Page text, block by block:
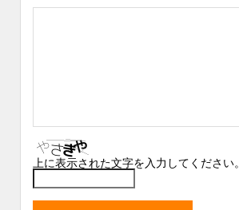
上に表示された文字を入力してください。